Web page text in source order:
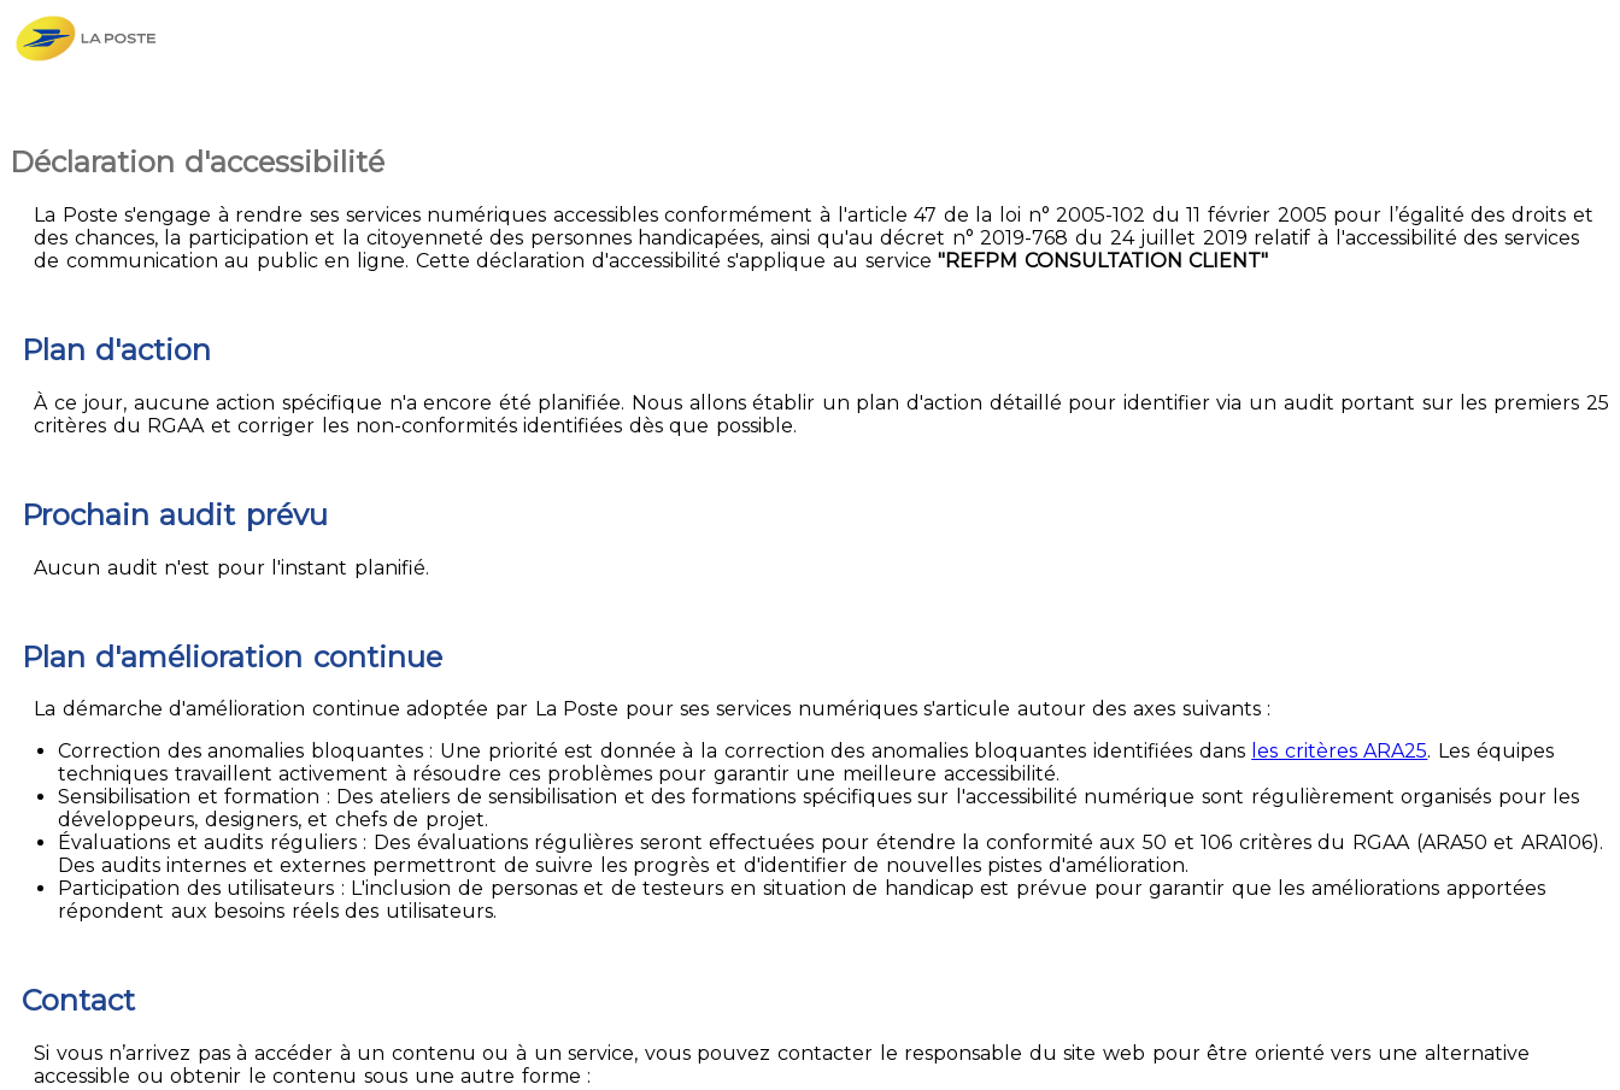
Déclaration d'accessibilité
La Poste s'engage à rendre ses services numériques accessibles conformément à l'article 47 de la loi n° 2005-102 du 11 février 2005 pour l’égalité des droits et
des chances, la participation et la citoyenneté des personnes handicapées, ainsi qu'au décret n° 2019-768 du 24 juillet 2019 relatif à l'accessibilité des services
de communication au public en ligne. Cette déclaration d'accessibilité s'applique au service"REFPM CONSULTATION CLIENT"
Plan d'action
À ce jour, aucune action spécifique n'a encore été planifiée. Nous allons établir un plan d'action détaillé pour identifier via un audit portant sur les premiers 25
critères du RGAA et corriger les non-conformités identifiées dès que possible.
Prochain audit prévu
Aucun audit n'est pour l'instant planifié.
Plan d'amélioration continue
La démarche d'amélioration continue adoptée par La Poste pour ses services numériques s'articule autour des axes suivants :
Correction des anomalies bloquantes : Une priorité est donnée à la correction des anomalies bloquantes identifiées dans les critères ARA25. Les équipes
techniques travaillent activement à résoudre ces problèmes pour garantir une meilleure accessibilité.
Sensibilisation et formation : Des ateliers de sensibilisation et des formations spécifiques sur l'accessibilité numérique sont régulièrement organisés pour les
développeurs, designers, et chefs de projet.
Évaluations et audits réguliers : Des évaluations régulières seront effectuées pour étendre la conformité aux 50 et 106 critères du RGAA (ARA50 et ARA106).
Des audits internes et externes permettront de suivre les progrès et d'identifier de nouvelles pistes d'amélioration.
Participation des utilisateurs : L'inclusion de personas et de testeurs en situation de handicap est prévue pour garantir que les améliorations apportées
répondent aux besoins réels des utilisateurs.
Contact
Si vous n’arrivez pas à accéder à un contenu ou à un service, vous pouvez contacter le responsable du site web pour être orienté vers une alternative
accessible ou obtenir le contenu sous une autre forme :